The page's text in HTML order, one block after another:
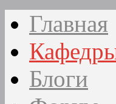
Главная
Блоги